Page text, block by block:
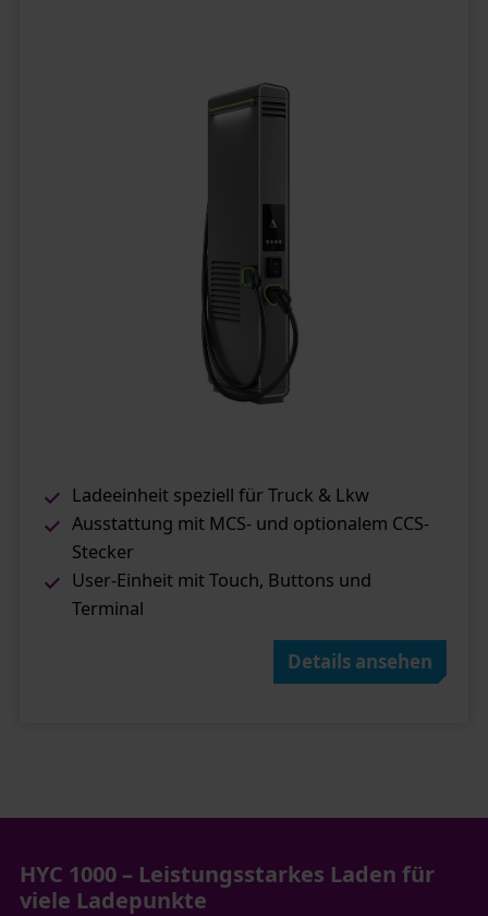
Ladeeinheit speziell für Truck & Lkw​
Ausstattung mit MCS- und optionalem CCS-
Stecker​
User-Einheit mit Touch, Buttons und
Terminal
Details ansehen
HYC 1000 – Leistungsstarkes Laden für
viele Ladepunkte